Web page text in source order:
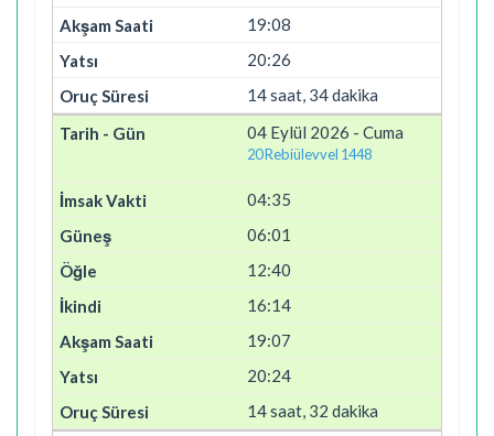
19:08
20:26
14 saat, 34 dakika
04 Eylül 2026 - Cuma
20 Rebiülevvel 1448
04:35
06:01
12:40
16:14
19:07
20:24
14 saat, 32 dakika